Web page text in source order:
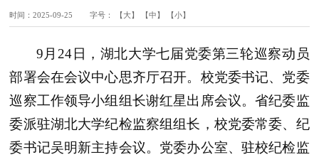
时间：2025-09-25 字号： 【大】 【中】 【小】
9月24日，湖北大学七届党委第三轮巡察动员
部署会在会议中心思齐厅召开。校党委书记、党委
巡察工作领导小组组长谢红星出席会议。省纪委监
委派驻湖北大学纪检监察组组长，校党委常委、纪
委书记吴明新主持会议。党委办公室、驻校纪检监